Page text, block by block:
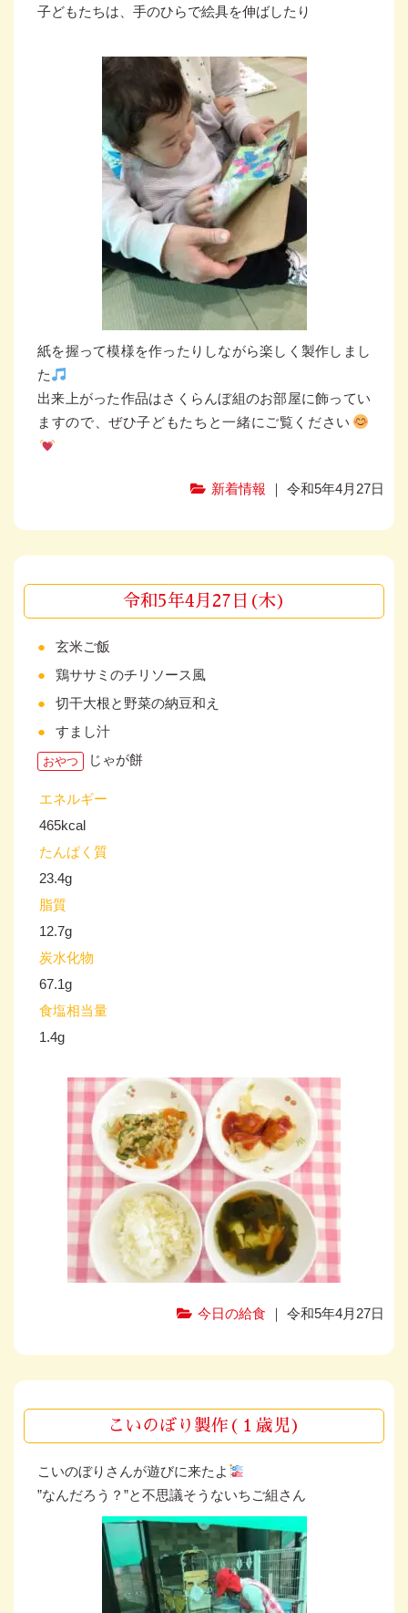
子どもたちは、手のひらで絵具を伸ばしたり
紙を握って模様を作ったりしながら楽しく製作しまし
た
出来上がった作品はさくらんぼ組のお部屋に飾ってい
ますので、ぜひ子どもたちと一緒にご覧ください
新着情報 ｜ 令和5年4月27日
令和5年4月27日(木)
玄米ご飯
鶏ササミのチリソース風
切干大根と野菜の納豆和え
すまし汁
おやつ じゃが餅
エネルギー
465kcal
たんぱく質
23.4g
脂質
12.7g
炭水化物
67.1g
食塩相当量
1.4g
今日の給食 ｜ 令和5年4月27日
こいのぼり製作(１歳児)
こいのぼりさんが遊びに来たよ
”なんだろう？”と不思議そうないちご組さん